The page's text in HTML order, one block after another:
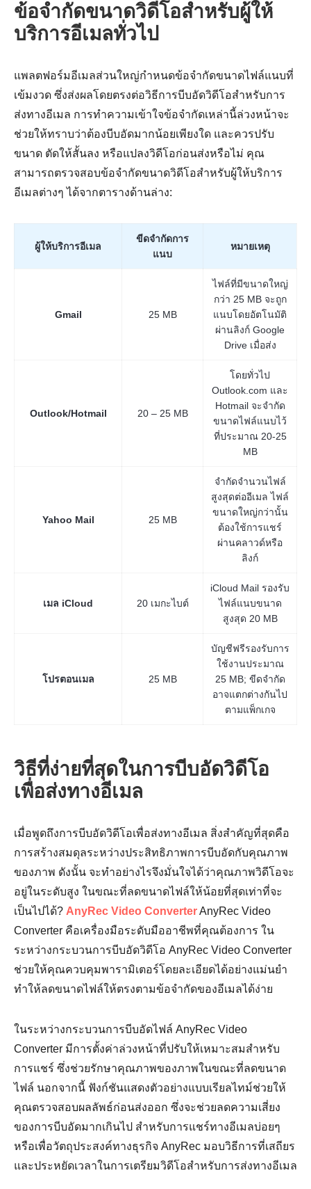
ข้อจำกัดขนาดวิดีโอสำหรับผู้ให้
บริการอีเมลทั่วไป
แพลตฟอร์มอีเมลส่วนใหญ่กำหนดข้อจำกัดขนาดไฟล์แนบที่
เข้มงวด ซึ่งส่งผลโดยตรงต่อวิธีการบีบอัดวิดีโอสำหรับการ
ส่งทางอีเมล การทำความเข้าใจข้อจำกัดเหล่านี้ล่วงหน้าจะ
ช่วยให้ทราบว่าต้องบีบอัดมากน้อยเพียงใด และควรปรับ
ขนาด ตัดให้สั้นลง หรือแปลงวิดีโอก่อนส่งหรือไม่ คุณ
สามารถตรวจสอบข้อจำกัดขนาดวิดีโอสำหรับผู้ให้บริการ
อีเมลต่างๆ ได้จากตารางด้านล่าง:
ผู้ให้บริการอีเมล
ขีดจำกัดการ
แนบ
หมายเหตุ
Gmail 25 MB
ไฟล์ที่มีขนาดใหญ่
กว่า 25 MB จะถูก
แนบโดยอัตโนมัติ
ผ่านลิงก์ Google
Drive เมื่อส่ง
Outlook/Hotmail 20 – 25 MB
โดยทั่วไป
Outlook.com และ
Hotmail จะจำกัด
ขนาดไฟล์แนบไว้
ที่ประมาณ 20-25
MB
Yahoo Mail 25 MB
จำกัดจำนวนไฟล์
สูงสุดต่ออีเมล ไฟล์
ขนาดใหญ่กว่านั้น
ต้องใช้การแชร์
ผ่านคลาวด์หรือ
ลิงก์
เมล iCloud 20 เมกะไบต์
iCloud Mail รองรับ
ไฟล์แนบขนาด
สูงสุด 20 MB
โปรตอนเมล 25 MB
บัญชีฟรีรองรับการ
ใช้งานประมาณ
25 MB; ขีดจำกัด
อาจแตกต่างกันไป
ตามแพ็กเกจ
วิธีที่ง่ายที่สุดในการบีบอัดวิดีโอ
เพื่อส่งทางอีเมล
เมื่อพูดถึงการบีบอัดวิดีโอเพื่อส่งทางอีเมล สิ่งสำคัญที่สุดคือ
การสร้างสมดุลระหว่างประสิทธิภาพการบีบอัดกับคุณภาพ
ของภาพ ดังนั้น จะทำอย่างไรจึงมั่นใจได้ว่าคุณภาพวิดีโอจะ
อยู่ในระดับสูง ในขณะที่ลดขนาดไฟล์ให้น้อยที่สุดเท่าที่จะ
เป็นไปได้? AnyRec Video ConverterAnyRec Video
Converter คือเครื่องมือระดับมืออาชีพที่คุณต้องการ ใน
ระหว่างกระบวนการบีบอัดวิดีโอ AnyRec Video Converter
ช่วยให้คุณควบคุมพารามิเตอร์โดยละเอียดได้อย่างแม่นยำ
ทำให้ลดขนาดไฟล์ให้ตรงตามข้อจำกัดของอีเมลได้ง่าย
ในระหว่างกระบวนการบีบอัดไฟล์ AnyRec Video
Converter มีการตั้งค่าล่วงหน้าที่ปรับให้เหมาะสมสำหรับ
การแชร์ ซึ่งช่วยรักษาคุณภาพของภาพในขณะที่ลดขนาด
ไฟล์ นอกจากนี้ ฟังก์ชันแสดงตัวอย่างแบบเรียลไทม์ช่วยให้
คุณตรวจสอบผลลัพธ์ก่อนส่งออก ซึ่งจะช่วยลดความเสี่ยง
ของการบีบอัดมากเกินไป สำหรับการแชร์ทางอีเมลบ่อยๆ
หรือเพื่อวัตถุประสงค์ทางธุรกิจ AnyRec มอบวิธีการที่เสถียร
และประหยัดเวลาในการเตรียมวิดีโอสำหรับการส่งทางอีเมล